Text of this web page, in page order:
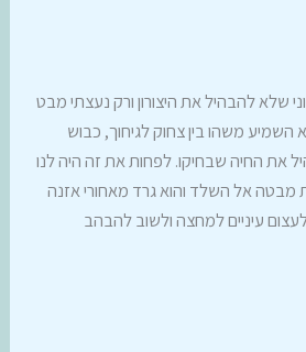
שלא להבהיל את היצורון ורק נעצתי מבט
משהו בין צחוק לגיחוך, כבוש
את החיה שבחיקו. לפחות את זה היה לנו
אל השלד והוא גרד מאחורי אזנה
עיניים למחצה ולשוב להבהב